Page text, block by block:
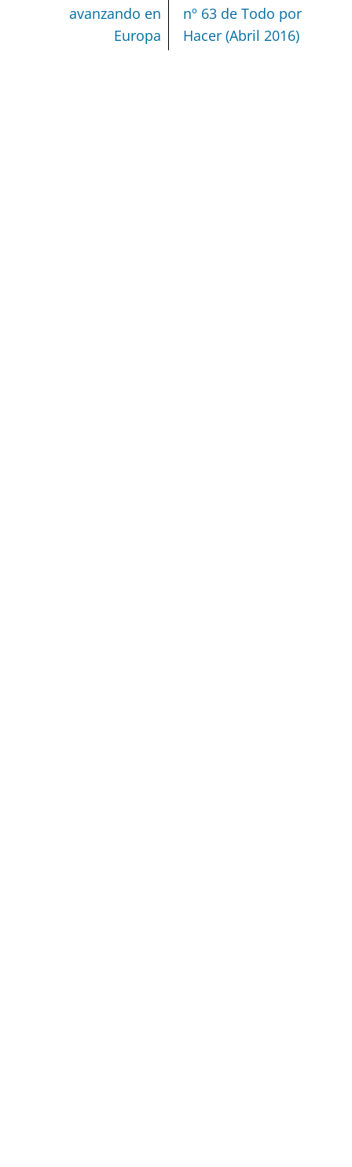
avanzando en
Europa
nº 63 de Todo por
Hacer (Abril 2016)